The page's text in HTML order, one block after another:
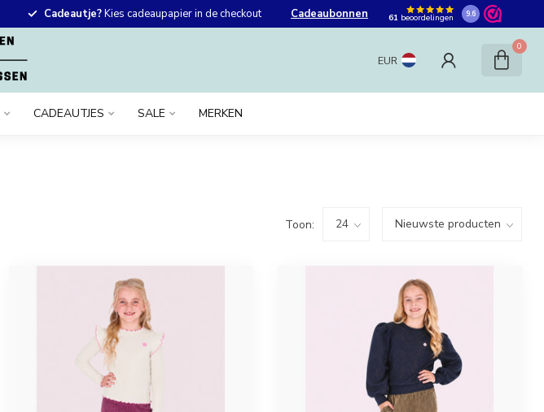
Cadeautje?Kies cadeaupapier in de checkout Cadeaubonnen 61 beoordelingen 9.6
EUR
0
CADEAUTJES SALE MERKEN
Toon: